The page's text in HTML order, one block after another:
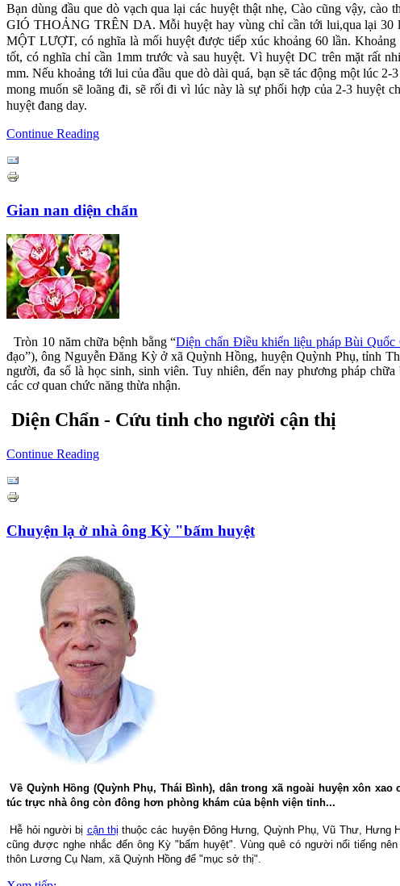
Bạn dùng đầu que dò vạch qua lại các huyệt thật nhẹ, Cào cũng vậy, cào
GIÓ THOẢNG TRÊN DA. Mỗi huyệt hay vùng chỉ cần tới lui,qua lại 30
MỘT LƯỢT, có nghĩa là mối huyệt được tiếp xúc khoảng 60 lần. Khoảng
tốt, có nghĩa chỉ cần 1mm trước và sau huyệt. Vì huyệt DC trên mặt rất
mm. Nếu khoảng tới lui của đầu que dò dài quá, bạn sẽ tác động một lúc 2-
mong muốn sẽ loãng đi, sẽ rối đi vì lúc này là sự phối hợp của 2-3 huyệt
huyệt đang day.
Continue Reading
Gian nan diện chẩn
Tròn 10 năm chữa bệnh bằng “Diện chẩn Điều khiển liệu pháp Bùi Quốc
đạo”), ông Nguyễn Đăng Kỳ ở xã Quỳnh Hồng, huyện Quỳnh Phụ, tỉnh
người, đa số là học sinh, sinh viên. Tuy nhiên, đến nay phương pháp
các cơ quan chức năng thừa nhận.
Diện Chẩn - Cứu tinh cho người cận thị
Continue Reading
Chuyện lạ ở nhà ông Kỳ "bấm huyệt
Về Quỳnh Hồng (Quỳnh Phụ, Thái Bình), dân trong xã ngoài huyện xôn
túc trực nhà ông còn đông hơn phòng khám của bệnh viện tỉnh...
Hễ hỏi người bị cận thị thuộc các huyện Đông Hưng, Quỳnh Phụ, Vũ Thư, Hưng
cũng được nghe nhắc đến ông Kỳ "bấm huyệt". Vùng quê có người nổi tiếng
thôn Lương Cụ Nam, xã Quỳnh Hồng để "mục sở thị".